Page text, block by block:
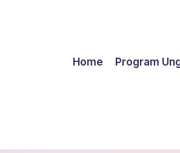
Home Program